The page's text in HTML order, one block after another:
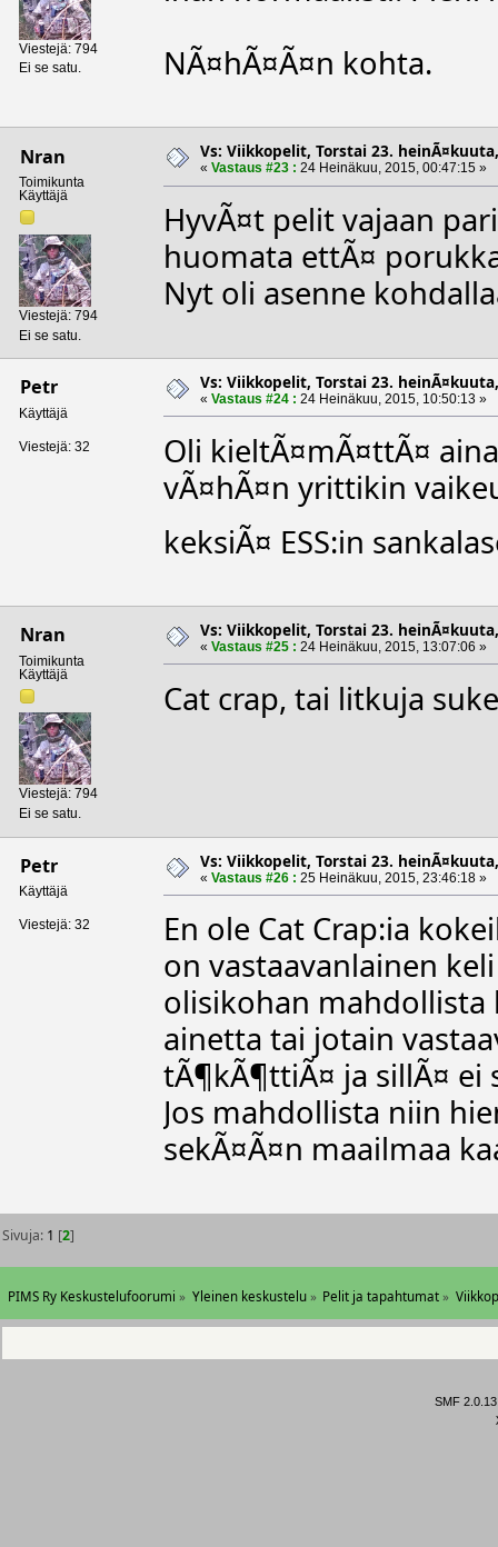
Viestejä: 794
Ei se satu.
NÃ¤hÃ¤Ã¤n kohta.
Nran
Toimikunta
Käyttäjä
Viestejä: 794
Ei se satu.
Vs: Viikkopelit, Torstai 23.
« Vastaus #23 : 24 Heinäkuu, 2015, 00:47:15 »
HyvÃ¤t pelit vajaan
huomata ettÃ¤
Nyt oli asenne
Petr
Käyttäjä
Viestejä: 32
Vs: Viikkopelit, Torstai 23.
« Vastaus #24 : 24 Heinäkuu, 2015, 10:50:13 »
Oli kieltÃ¤mÃ¤ttÃ¤
vÃ¤hÃ¤n yrittikin
keksiÃ¤ ESS:in
Nran
Toimikunta
Käyttäjä
Viestejä: 794
Ei se satu.
Vs: Viikkopelit, Torstai 23.
« Vastaus #25 : 24 Heinäkuu, 2015, 13:07:06 »
Cat crap, tai litkuja
Petr
Käyttäjä
Viestejä: 32
Vs: Viikkopelit, Torstai 23.
« Vastaus #26 : 25 Heinäkuu, 2015, 23:46:18 »
En ole Cat Crap:ia
on vastaavanlainen
olisikohan mahdollista
ainetta tai jotain
tÃ¶kÃ¶ttiÃ¤ ja sillÃ¤
Jos mahdollista niin
sekÃ¤Ã¤n maailmaa
Sivuja: 1 [2]
PIMS Ry Keskustelufoorumi » Yleinen keskustelu» Pelit ja tapahtumat »
SMF 2.0.13